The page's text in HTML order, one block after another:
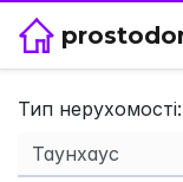
Тип нерухомості: